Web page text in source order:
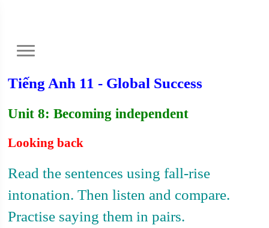
Tiếng Anh 11 - Global Success
Unit 8: Becoming independent
Looking back
Read the sentences using fall-rise
intonation. Then listen and compare.
Practise saying them in pairs.